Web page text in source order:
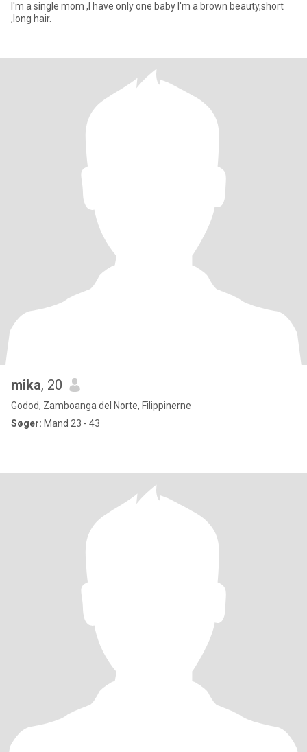
I'm a single mom ,I have only one baby I'm a brown beauty,short
,long hair.
mika, 20
Godod, Zamboanga del Norte, Filippinerne
Søger: Mand 23 - 43